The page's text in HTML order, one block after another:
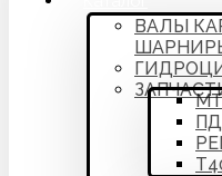
ВАЛЫ